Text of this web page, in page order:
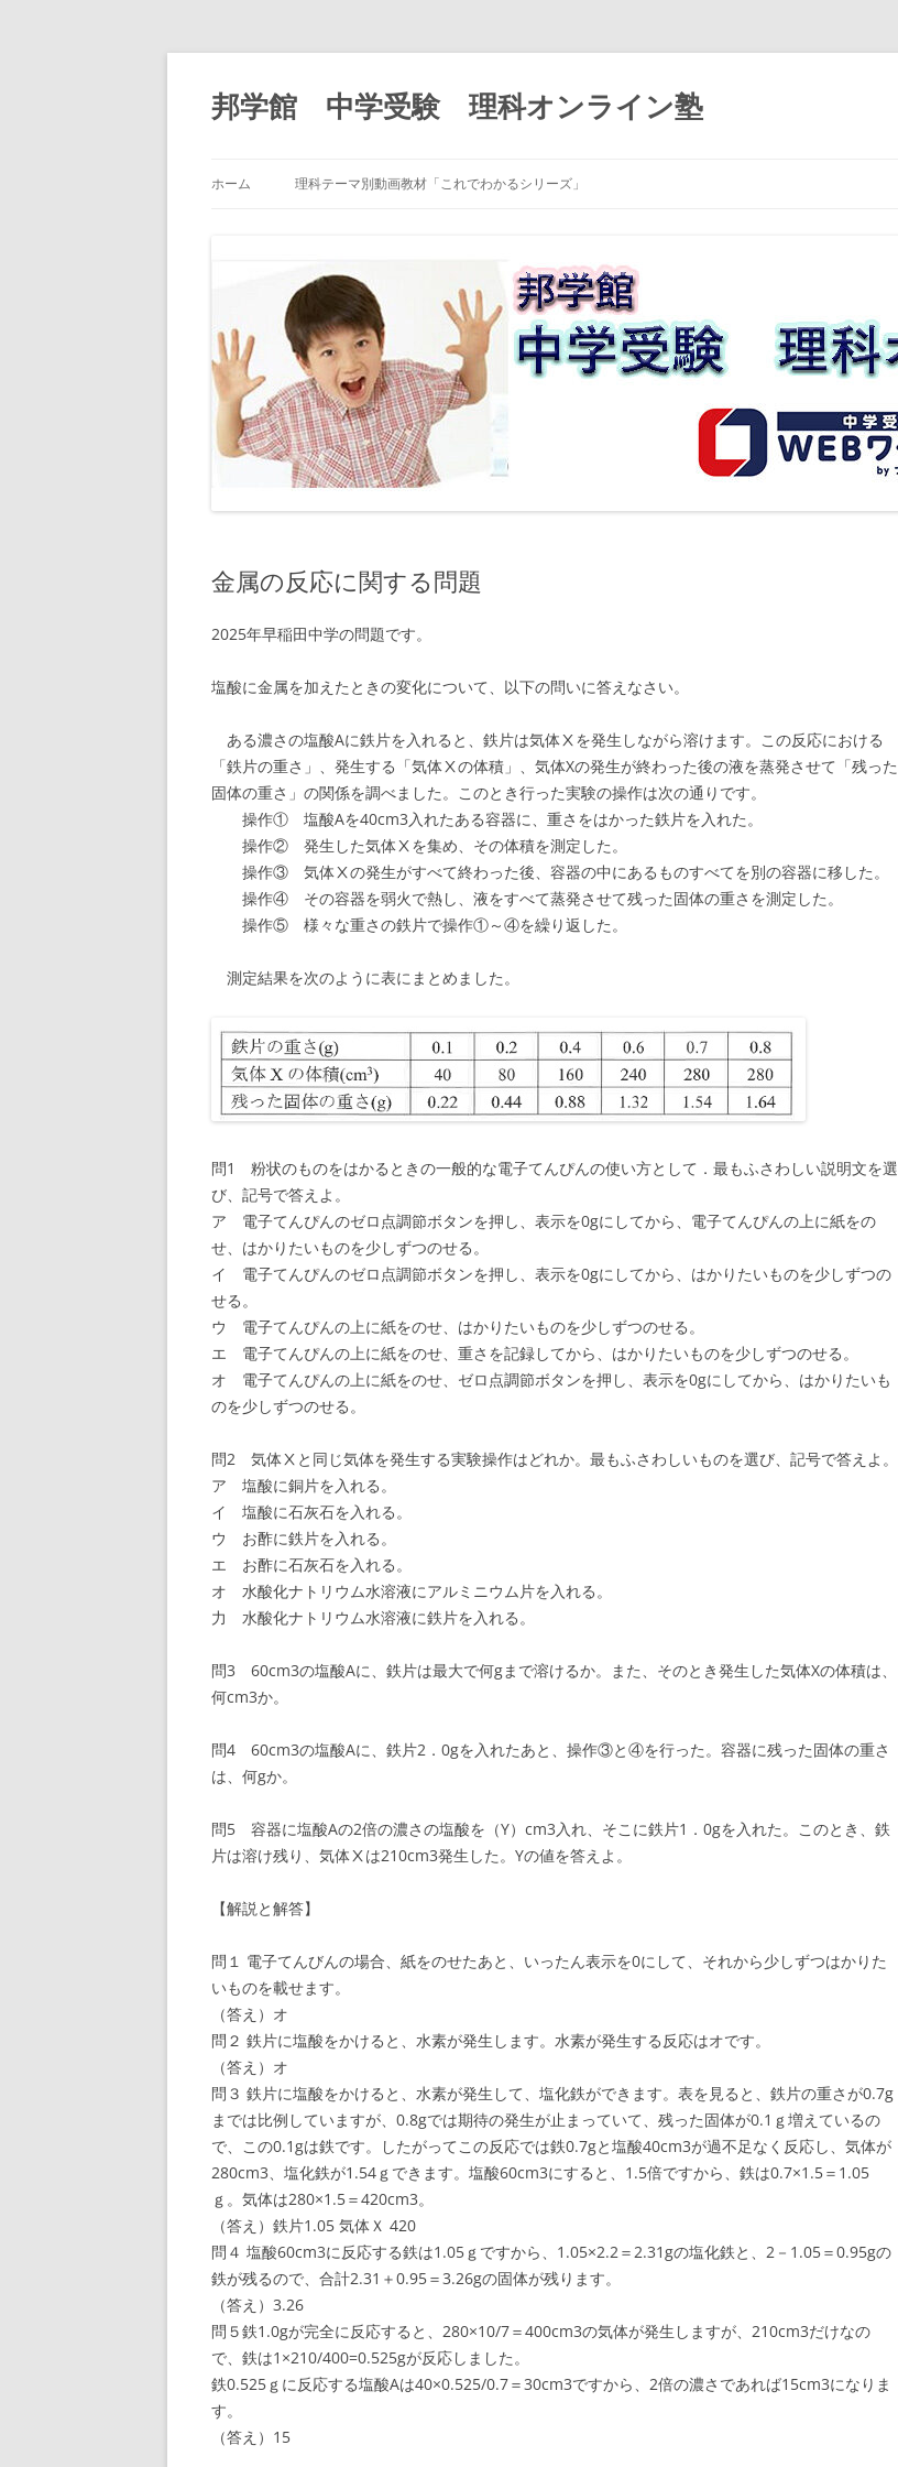
邦学館 中学受験 理科オンライン塾
ホーム 理科テーマ別動画教材「これでわかるシリーズ」
金属の反応に関する問題
2025年早稲田中学の問題です。
塩酸に金属を加えたときの変化について、以下の問いに答えなさい。
ある濃さの塩酸Aに鉄片を入れると、鉄片は気体Ⅹを発生しながら溶けます。この反応における
「鉄片の重さ」、発生する「気体Ⅹの体積」、気体Xの発生が終わった後の液を蒸発させて「残った
固体の重さ」の関係を調べました。このとき行った実験の操作は次の通りです。
操作① 塩酸Aを40cm3入れたある容器に、重さをはかった鉄片を入れた。
操作② 発生した気体Ⅹを集め、その体積を測定した。
操作③ 気体Ⅹの発生がすべて終わった後、容器の中にあるものすべてを別の容器に移した。
操作④ その容器を弱火で熱し、液をすべて蒸発させて残った固体の重さを測定した。
操作⑤ 様々な重さの鉄片で操作①～④を繰り返した。
測定結果を次のように表にまとめました。
問1 粉状のものをはかるときの一般的な電子てんぴんの使い方として．最もふさわしい説明文を選
び、記号で答えよ。
ア 電子てんぴんのゼロ点調節ボタンを押し、表示を0gにしてから、電子てんぴんの上に紙をの
せ、はかりたいものを少しずつのせる。
イ 電子てんぴんのゼロ点調節ボタンを押し、表示を0gにしてから、はかりたいものを少しずつの
せる。
ウ 電子てんぴんの上に紙をのせ、はかりたいものを少しずつのせる。
エ 電子てんぴんの上に紙をのせ、重さを記録してから、はかりたいものを少しずつのせる。
オ 電子てんぴんの上に紙をのせ、ゼロ点調節ボタンを押し、表示を0gにしてから、はかりたいも
のを少しずつのせる。
問2 気体Ⅹと同じ気体を発生する実験操作はどれか。最もふさわしいものを選び、記号で答えよ。
ア 塩酸に銅片を入れる。
イ 塩酸に石灰石を入れる。
ウ お酢に鉄片を入れる。
エ お酢に石灰石を入れる。
オ 水酸化ナトリウム水溶液にアルミニウム片を入れる。
力 水酸化ナトリウム水溶液に鉄片を入れる。
問3 60cm3の塩酸Aに、鉄片は最大で何gまで溶けるか。また、そのとき発生した気体Xの体積は、
何cm3か。
問4 60cm3の塩酸Aに、鉄片2．0gを入れたあと、操作③と④を行った。容器に残った固体の重さ
は、何gか。
問5 容器に塩酸Aの2倍の濃さの塩酸を（Y）cm3入れ、そこに鉄片1．0gを入れた。このとき、鉄
片は溶け残り、気体Ⅹは210cm3発生した。Yの値を答えよ。
【解説と解答】
問１ 電子てんびんの場合、紙をのせたあと、いったん表示を0にして、それから少しずつはかりた
いものを載せます。
（答え）オ
問２ 鉄片に塩酸をかけると、水素が発生します。水素が発生する反応はオです。
（答え）オ
問３ 鉄片に塩酸をかけると、水素が発生して、塩化鉄ができます。表を見ると、鉄片の重さが0.7g
までは比例していますが、0.8gでは期待の発生が止まっていて、残った固体が0.1ｇ増えているの
で、この0.1gは鉄です。したがってこの反応では鉄0.7gと塩酸40cm3が過不足なく反応し、気体が
280cm3、塩化鉄が1.54ｇできます。塩酸60cm3にすると、1.5倍ですから、鉄は0.7×1.5＝1.05
ｇ。気体は280×1.5＝420cm3。
（答え）鉄片1.05 気体Ｘ 420
問４ 塩酸60cm3に反応する鉄は1.05ｇですから、1.05×2.2＝2.31gの塩化鉄と、2－1.05＝0.95gの
鉄が残るので、合計2.31＋0.95＝3.26gの固体が残ります。
（答え）3.26
問５鉄1.0gが完全に反応すると、280×10/7＝400cm3の気体が発生しますが、210cm3だけなの
で、鉄は1×210/400=0.525gが反応しました。
鉄0.525ｇに反応する塩酸Aは40×0.525/0.7＝30cm3ですから、2倍の濃さであれば15cm3になりま
す。
（答え）15